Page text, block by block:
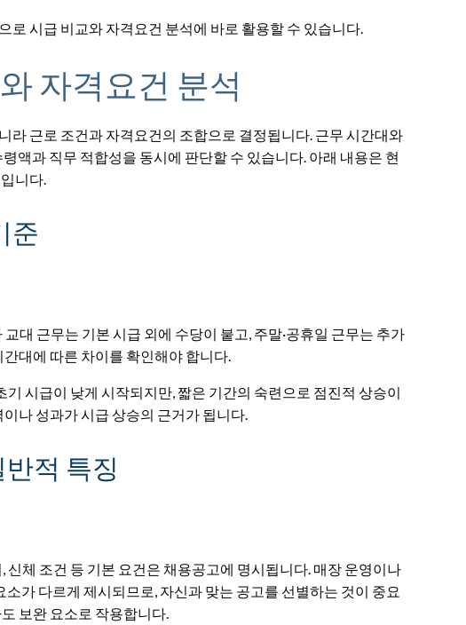
로 시급 비교와 자격요건 분석에 바로 활용할 수 있습니다.
자격요건 분석
라 근로 조건과 자격요건의 조합으로 결정됩니다. 근무 시간대와
액과 직무 적합성을 동시에 판단할 수 있습니다. 아래 내용은 현
니다.
준
대 근무는 기본 시급 외에 수당이 붙고, 주말·공휴일 근무는 추가
대에 따른 차이를 확인해야 합니다.
시급이 낮게 시작되지만, 짧은 기간의 숙련으로 점진적 상승이
나 성과가 시급 상승의 근거가 됩니다.
적 특징
체 조건 등 기본 요건은 채용공고에 명시됩니다. 매장 운영이나
가 다르게 제시되므로, 자신과 맞는 공고를 선별하는 것이 중요
보완 요소로 작용합니다.